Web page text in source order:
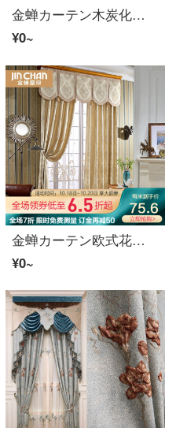
金蝉カーテン木炭化プリント遮光カーテンヨーロッパ式リビングルームのカーテン製品の布地紗のカーテンは良縁を結びます。紫（布＋紗）0.1メートルの写真を撮ります。
¥0~
金蝉カーテン欧式花オーダーメードカーテン寝室の部屋の完成品のカーテンが茅屋に光を当てる。
¥0~